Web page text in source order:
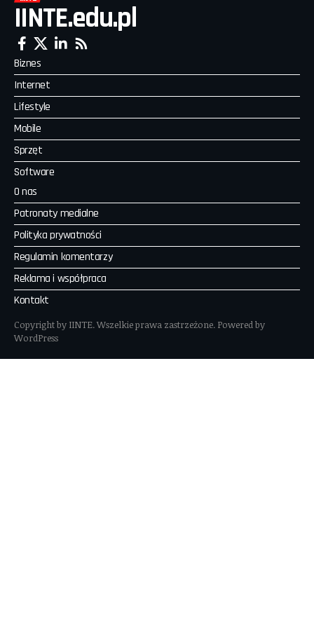
IINTE.edu.pl
Biznes
Internet
Lifestyle
Mobile
Sprzęt
Software
O nas
Patronaty medialne
Polityka prywatności
Regulamin komentarzy
Reklama i współpraca
Kontakt
Copyright by IINTE. Wszelkie prawa zastrzeżone. Powered by
WordPress